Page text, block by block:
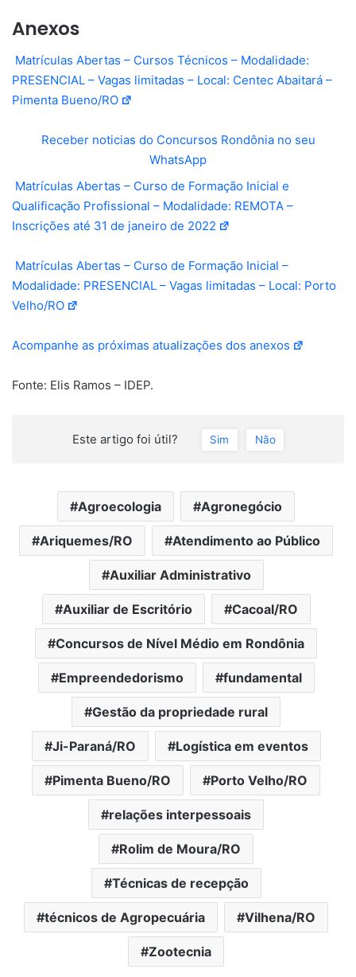
Anexos
Matrículas Abertas – Cursos Técnicos – Modalidade:
PRESENCIAL – Vagas limitadas – Local: Centec Abaitará –
Pimenta Bueno/RO
Receber noticias do Concursos Rondônia no seu
WhatsApp
Matrículas Abertas – Curso de Formação Inicial e
Qualificação Profissional – Modalidade: REMOTA –
Inscrições até 31 de janeiro de 2022
Matrículas Abertas – Curso de Formação Inicial –
Modalidade: PRESENCIAL – Vagas limitadas – Local: Porto
Velho/RO
Acompanhe as próximas atualizações dos anexos
Fonte: Elis Ramos – IDEP.
Este artigo foi útil? Sim Não
Agroecologia Agronegócio
Ariquemes/RO Atendimento ao Público
Auxiliar Administrativo
Auxiliar de Escritório Cacoal/RO
Concursos de Nível Médio em Rondônia
Empreendedorismo fundamental
Gestão da propriedade rural
Ji-Paraná/RO Logística em eventos
Pimenta Bueno/RO Porto Velho/RO
relações interpessoais
Rolim de Moura/RO
Técnicas de recepção
técnicos de Agropecuária Vilhena/RO
Zootecnia